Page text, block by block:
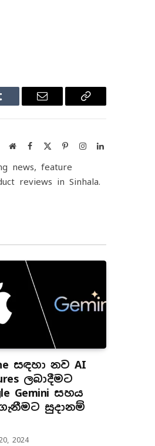
Email
Copy
WebsiteFacebook PinterestInstagramLinkedIn
news, feature
reviews in Sinhala.
සඳහා නව AI
ලබාදීමට
Gemini සහය
සුදානම්
2024